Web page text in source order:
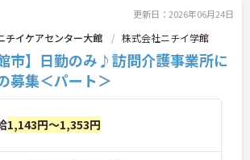
更新日：2026年06月24日
チイケアセンター大館 株式会社ニチイ学館
市】日勤のみ♪訪問介護事業所に
募集＜パート＞
1,143円～1,353円